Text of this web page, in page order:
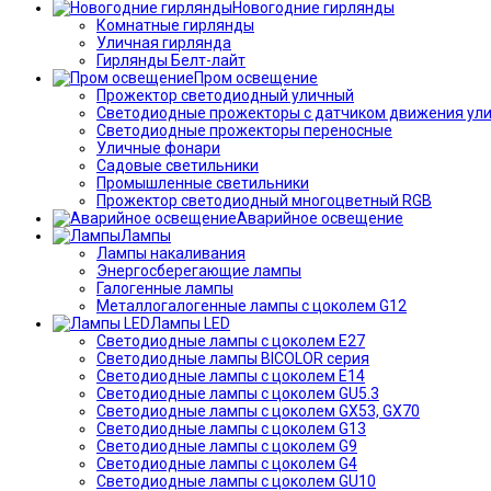
Новогодние гирлянды
Комнатные гирлянды
Уличная гирлянда
Гирлянды Белт-лайт
Пром освещение
Прожектор светодиодный уличный
Светодиодные прожекторы с датчиком движения
Светодиодные прожекторы переносные
Уличные фонари
Садовые светильники
Промышленные светильники
Прожектор светодиодный многоцветный RGB
Аварийное освещение
Лампы
Лампы накаливания
Энергосберегающие лампы
Галогенные лампы
Металлогалогенные лампы с цоколем G12
Лампы LED
Светодиодные лампы с цоколем E27
Светодиодные лампы BICOLOR серия
Светодиодные лампы с цоколем E14
Светодиодные лампы с цоколем GU5.3
Светодиодные лампы с цоколем GX53, GX70
Светодиодные лампы с цоколем G13
Светодиодные лампы с цоколем G9
Светодиодные лампы с цоколем G4
Светодиодные лампы с цоколем GU10